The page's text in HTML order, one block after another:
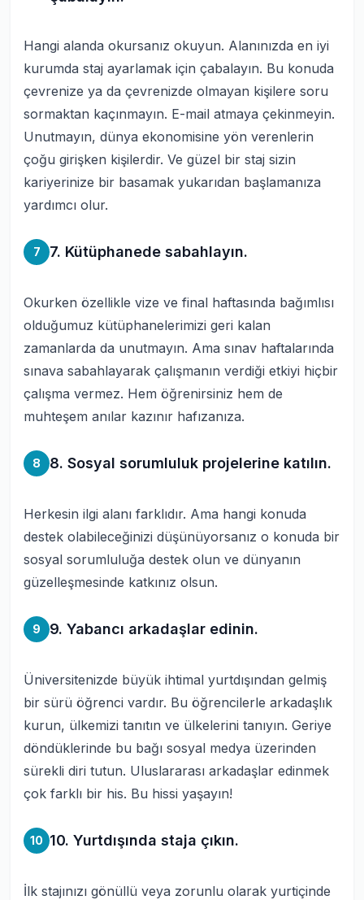
Hangi alanda okursanız okuyun. Alanınızda en iyi
kurumda staj ayarlamak için çabalayın. Bu konuda
çevrenize ya da çevrenizde olmayan kişilere soru
sormaktan kaçınmayın. E-mail atmaya çekinmeyin.
Unutmayın, dünya ekonomisine yön verenlerin
çoğu girişken kişilerdir. Ve güzel bir staj sizin
kariyerinize bir basamak yukarıdan başlamanıza
yardımcı olur.
7 7. Kütüphanede sabahlayın.
Okurken özellikle vize ve final haftasında bağımlısı
olduğumuz kütüphanelerimizi geri kalan
zamanlarda da unutmayın. Ama sınav haftalarında
sınava sabahlayarak çalışmanın verdiği etkiyi hiçbir
çalışma vermez. Hem öğrenirsiniz hem de
muhteşem anılar kazınır hafızanıza.
8 8. Sosyal sorumluluk projelerine katılın.
Herkesin ilgi alanı farklıdır. Ama hangi konuda
destek olabileceğinizi düşünüyorsanız o konuda bir
sosyal sorumluluğa destek olun ve dünyanın
güzelleşmesinde katkınız olsun.
9 9. Yabancı arkadaşlar edinin.
Üniversitenizde büyük ihtimal yurtdışından gelmiş
bir sürü öğrenci vardır. Bu öğrencilerle arkadaşlık
kurun, ülkemizi tanıtın ve ülkelerini tanıyın. Geriye
döndüklerinde bu bağı sosyal medya üzerinden
sürekli diri tutun. Uluslararası arkadaşlar edinmek
çok farklı bir his. Bu hissi yaşayın!
10 10. Yurtdışında staja çıkın.
İlk stajınızı gönüllü veya zorunlu olarak yurtiçinde